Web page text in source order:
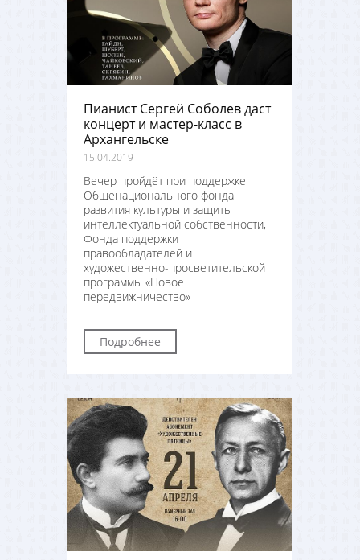
Пианист Сергей Соболев даст
концерт и мастер-класс в
Архангельске
15.04.2019
Вечер пройдёт при поддержке
Общенационального фонда
развития культуры и защиты
интеллектуальной собственности,
Фонда поддержки
правообладателей и
художественно-просветительской
программы «Новое
передвижничество»
Подробнее